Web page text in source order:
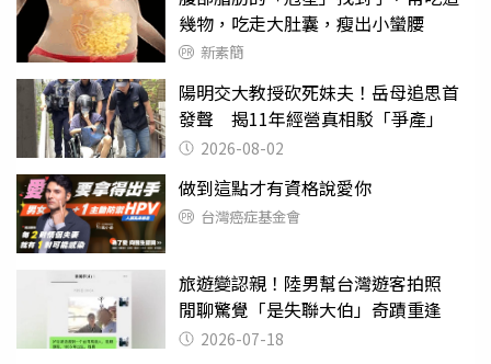
幾物，吃走大肚囊，瘦出小蠻腰
新素簡
陽明交大教授砍死妹夫！岳母追思首
發聲 揭11年經營真相駁「爭產」
2026-08-02
做到這點才有資格說愛你
台灣癌症基金會
旅遊變認親！陸男幫台灣遊客拍照
閒聊驚覺「是失聯大伯」奇蹟重逢
2026-07-18